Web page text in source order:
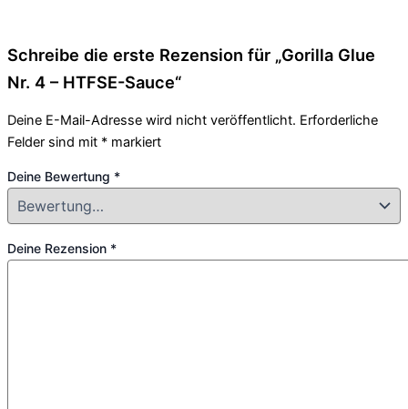
Schreibe die erste Rezension für „Gorilla Glue
Nr. 4 – HTFSE-Sauce“
Deine E-Mail-Adresse wird nicht veröffentlicht. Erforderliche
Felder sind mit * markiert
Deine Bewertung *
Deine Rezension *